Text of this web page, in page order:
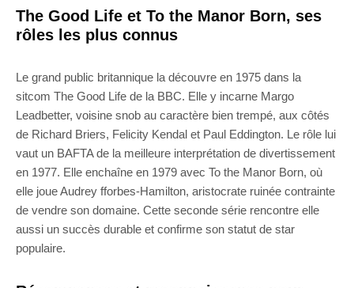
The Good Life et To the Manor Born, ses
rôles les plus connus
Le grand public britannique la découvre en 1975 dans la
sitcom The Good Life de la BBC. Elle y incarne Margo
Leadbetter, voisine snob au caractère bien trempé, aux côtés
de Richard Briers, Felicity Kendal et Paul Eddington. Le rôle lui
vaut un BAFTA de la meilleure interprétation de divertissement
en 1977. Elle enchaîne en 1979 avec To the Manor Born, où
elle joue Audrey fforbes-Hamilton, aristocrate ruinée contrainte
de vendre son domaine. Cette seconde série rencontre elle
aussi un succès durable et confirme son statut de star
populaire.